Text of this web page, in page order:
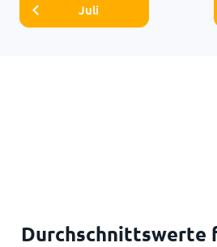
Juli
Durchschnittswerte